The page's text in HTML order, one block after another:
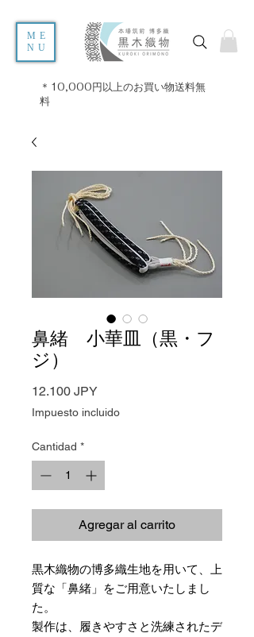
ME
NU
＊10,000円以上のお買い物送料無
料
鼻緒 小華皿（黒・フ
ジ）
12.100 JPYPrecio
Impuesto incluido
Cantidad *
Agregar al carrito
黒木織物の博多織生地を用いて、上
質な「鼻緒」をご用意いたしまし
た。
製作は、履きやすさと洗練されたデ